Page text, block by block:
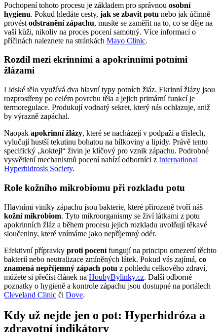
Pochopení tohoto procesu je základem pro správnou osobní
hygienu. Pokud hledáte cesty, jak se zbavit potu nebo jak účinně
provést odstranění zápachu, musíte se zaměřit na to, co se děje na
vaší kůži, nikoliv na proces pocení samotný. Více informací o
příčinách naleznete na stránkách Mayo Clinic.
Rozdíl mezi ekrinními a apokrinními potními
žlázami
Lidské tělo využívá dva hlavní typy potních žláz. Ekrinní žlázy jsou
rozprostřeny po celém povrchu těla a jejich primární funkcí je
termoregulace. Produkují vodnatý sekret, který nás ochlazuje, aniž
by výrazně zapáchal.
Naopak apokrinní žlázy, které se nacházejí v podpaží a tříslech,
vylučují hustší tekutinu bohatou na bílkoviny a lipidy. Právě tento
specifický „koktejl“ živin je klíčový pro vznik zápachu. Podrobné
vysvětlení mechanismů pocení nabízí odborníci z International
Hyperhidrosis Society.
Role kožního mikrobiomu při rozkladu potu
Hlavními viníky zápachu jsou bakterie, které přirozeně tvoří náš
kožní mikrobiom. Tyto mikroorganismy se živí látkami z potu
apokrinních žláz a během procesu jejich rozkladu uvolňují těkavé
sloučeniny, které vnímáme jako nepříjemný odér.
Efektivní přípravky proti pocenífungují na principu omezení těchto
bakterií nebo neutralizace zmíněných látek. Pokud vás zajímá, co
znamená nepříjemný zápach potu z pohledu celkového zdraví,
můžete si přečíst článek na HoubyBylinky.cz. Další odborné
poznatky o hygieně a kontrole zápachu jsou dostupné na portálech
Cleveland Clinic či Dove.
Kdy už nejde jen o pot: Hyperhidróza a
zdravotní indikátory